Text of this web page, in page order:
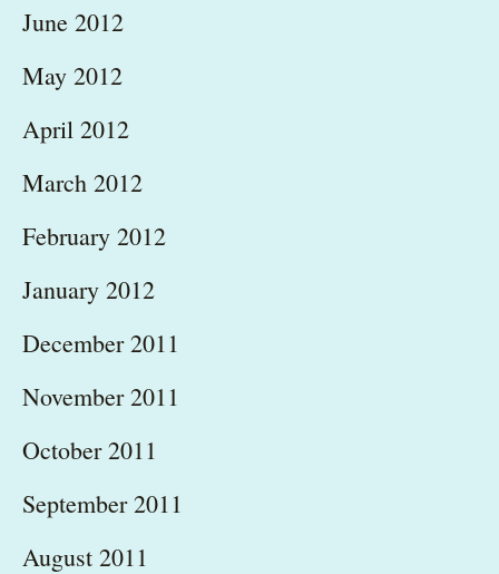
June 2012
May 2012
April 2012
March 2012
February 2012
January 2012
December 2011
November 2011
October 2011
September 2011
August 2011